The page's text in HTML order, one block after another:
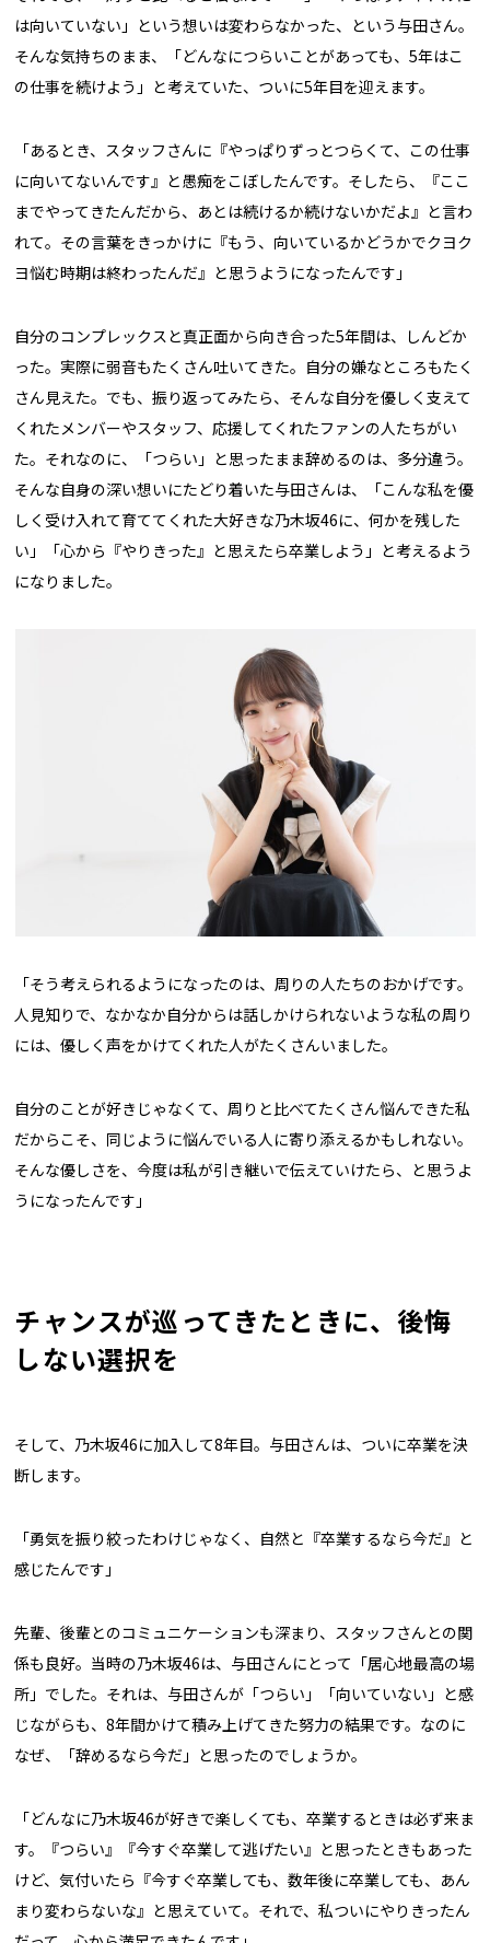
は向いていない」という想いは変わらなかった、という与田さん。
そんな気持ちのまま、「どんなにつらいことがあっても、5年はこ
の仕事を続けよう」と考えていた、ついに5年目を迎えます。
「あるとき、スタッフさんに『やっぱりずっとつらくて、この仕事
に向いてないんです』と愚痴をこぼしたんです。そしたら、『ここ
までやってきたんだから、あとは続けるか続けないかだよ』と言わ
れて。その言葉をきっかけに『もう、向いているかどうかでクヨク
ヨ悩む時期は終わったんだ』と思うようになったんです」
自分のコンプレックスと真正面から向き合った5年間は、しんどか
った。実際に弱音もたくさん吐いてきた。自分の嫌なところもたく
さん見えた。でも、振り返ってみたら、そんな自分を優しく支えて
くれたメンバーやスタッフ、応援してくれたファンの人たちがい
た。それなのに、「つらい」と思ったまま辞めるのは、多分違う。
そんな自身の深い想いにたどり着いた与田さんは、「こんな私を優
しく受け入れて育ててくれた大好きな乃木坂46に、何かを残した
い」「心から『やりきった』と思えたら卒業しよう」と考えるよう
になりました。
「そう考えられるようになったのは、周りの人たちのおかげです。
人見知りで、なかなか自分からは話しかけられないような私の周り
には、優しく声をかけてくれた人がたくさんいました。
自分のことが好きじゃなくて、周りと比べてたくさん悩んできた私
だからこそ、同じように悩んでいる人に寄り添えるかもしれない。
そんな優しさを、今度は私が引き継いで伝えていけたら、と思うよ
うになったんです」
チャンスが巡ってきたときに、後悔
しない選択を
そして、乃木坂46に加入して8年目。与田さんは、ついに卒業を決
断します。
「勇気を振り絞ったわけじゃなく、自然と『卒業するなら今だ』と
感じたんです」
先輩、後輩とのコミュニケーションも深まり、スタッフさんとの関
係も良好。当時の乃木坂46は、与田さんにとって「居心地最高の場
所」でした。それは、与田さんが「つらい」「向いていない」と感
じながらも、8年間かけて積み上げてきた努力の結果です。なのに
なぜ、「辞めるなら今だ」と思ったのでしょうか。
「どんなに乃木坂46が好きで楽しくても、卒業するときは必ず来ま
す。『つらい』『今すぐ卒業して逃げたい』と思ったときもあった
けど、気付いたら『今すぐ卒業しても、数年後に卒業しても、あん
まり変わらないな』と思えていて。それで、私ついにやりきったん